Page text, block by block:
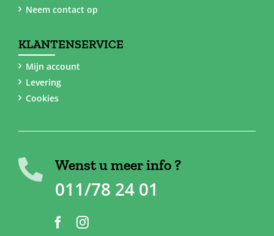
Neem contact op
KLANTENSERVICE
Mijn account
Levering
Cookies
Wenst u meer info ?
011/78 24 01